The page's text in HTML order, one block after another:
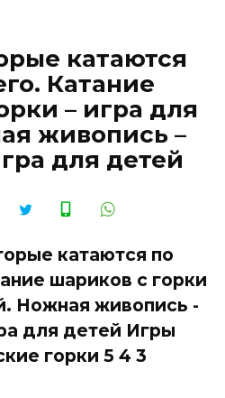
катаются
Катание
– игра для
живопись –
для детей
катаются по
шариков с горки
Ножная живопись -
для детей Игры
горки 5 4 3